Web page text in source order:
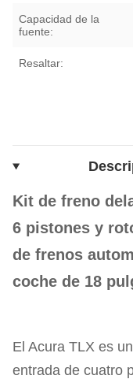
Capacidad de la
fuente:
Resaltar:
Kit de freno
6 pistones y
de frenos
coche de 18
El Acura TLX es
entrada de cuatro